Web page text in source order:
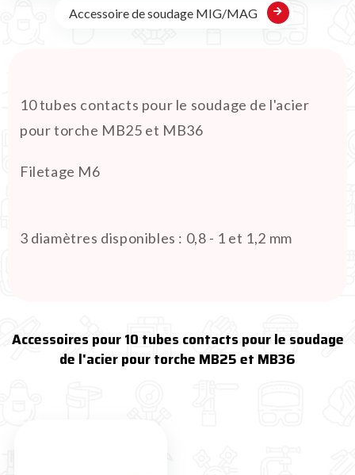
Accessoire de soudage MIG/MAG
10 tubes contacts pour le soudage de l'acier
pour torche MB25 et MB36
Filetage M6
3 diamètres disponibles : 0,8 - 1 et 1,2 mm
Accessoires pour 10 tubes contacts pour le soudage
de l'acier pour torche MB25 et MB36